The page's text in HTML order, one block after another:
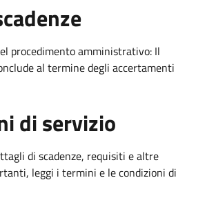
procedimento amministrativo: Il
al termine degli accertamenti
di servizio
di scadenze, requisiti e altre
leggi i termini e le condizioni di